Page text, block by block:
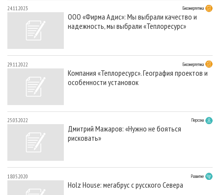
24.11.2023 Биоэнергетика
ООО «Фирма Адис»: Мы выбрали качество и
надежность, мы выбрали «Теплоресурс»
29.11.2022 Биоэнергетика
Компания «Теплоресурс». География проектов и
особенности установок
25.03.2022 Персона
Дмитрий Мажаров: «Нужно не бояться
рисковать»
18.05.2020 Развитие
Holz House: мегабрус с русского Севера